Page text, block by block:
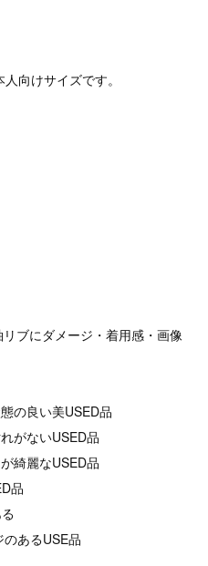
向けサイズです。
ブにダメージ・着用感・画像
の良い美USED品
がないUSED品
綺麗なUSED品
品
あるUSE品